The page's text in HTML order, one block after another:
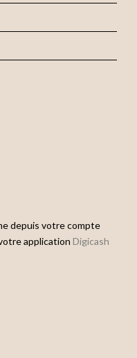
depuis votre compte
application Digicash